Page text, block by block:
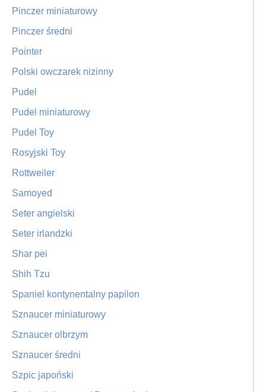
Pinczer miniaturowy
Pinczer średni
Pointer
Polski owczarek nizinny
Pudel
Pudel miniaturowy
Pudel Toy
Rosyjski Toy
Rottweiler
Samoyed
Seter angielski
Seter irlandzki
Shar pei
Shih Tzu
Spaniel kontynentalny papilon
Sznaucer miniaturowy
Sznaucer olbrzym
Sznaucer średni
Szpic japoński